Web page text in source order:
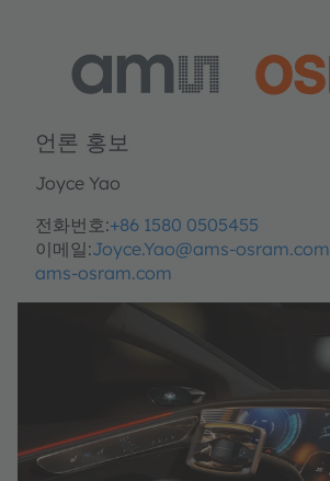
언론 홍보
Joyce Yao
전화번호:+86 1580 0505455
이메일:Joyce.Yao@ams-osram.com
ams-osram.com